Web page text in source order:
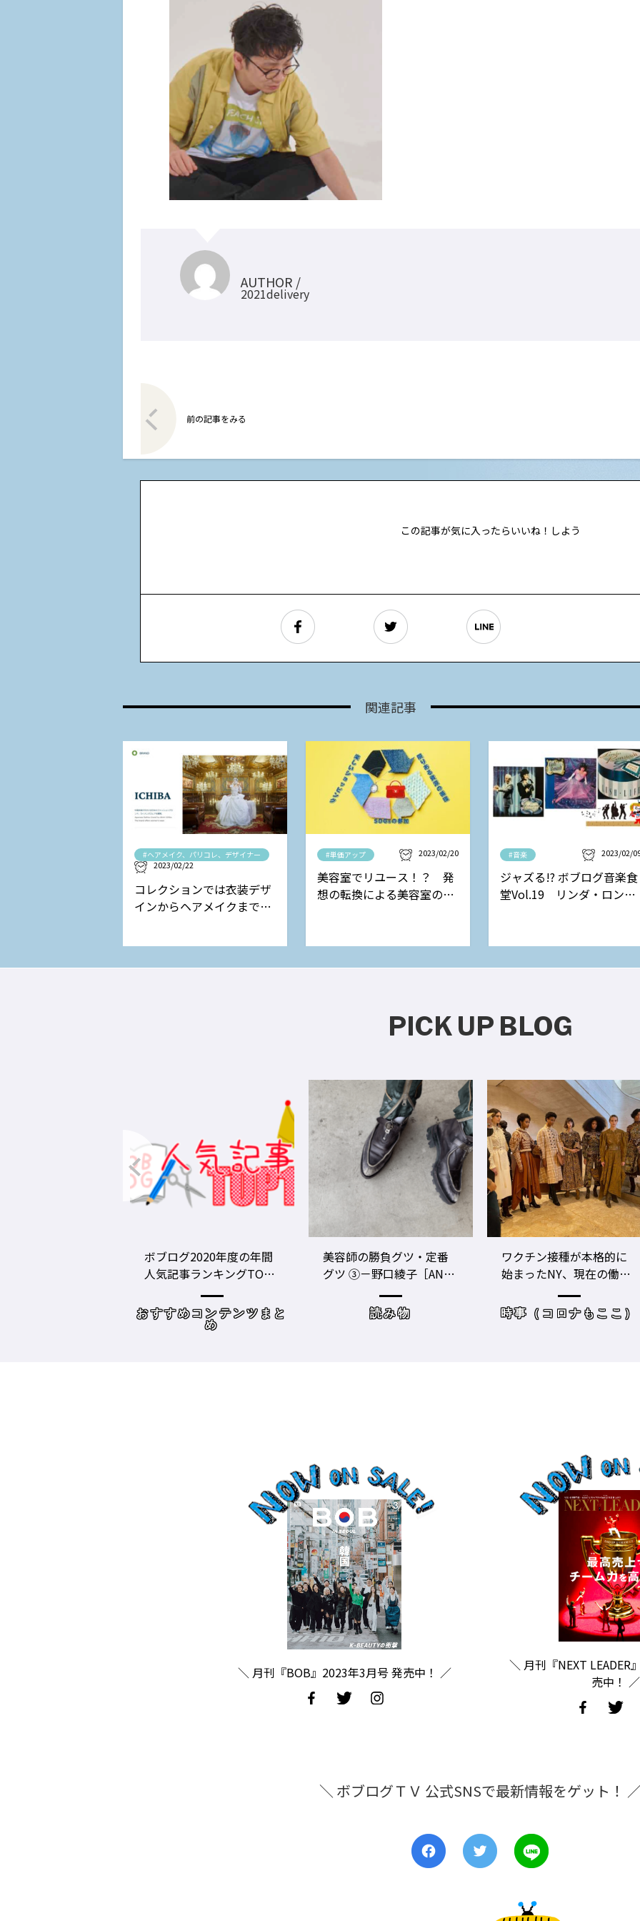
AUTHOR /
2021delivery
前の記事をみる
この記事が気に入ったらいいね！しよう
関連記事
#ヘアメイク、パリコレ、デザイナー
2023/02/22
コレクションでは衣装デザ
インからヘアメイクまで担
#単価アップ 2023/02/20
美容室でリユース！？ 発
想の転換による美容室の新
#音楽 2023/02/
ジャズる!? ボブログ音楽食
堂Vol.19 リンダ・ロンシ
PICK UP BLOG
美容師の勝負グツ・定番
グツ ③－野口綾子［AND
THE BRICKS（アンドザブ
リックス）／神奈川県鎌
倉市］の場合－
読み物
ワクチン接種が本格的に
始まったNY、現在の働き
方＆街の様子
時事（コロナもここ）
美容師のビジネスパフォ
ーマンスをあげる！ ト
レーニングジムに潜入
サロンワーク・売り上
＼ 月刊『BOB』2023年3月号 発売中！ ／
＼ 月刊『NEXT LEADER
売中！ ／
＼ ボブログＴＶ 公式SNSで最新情報をゲット！